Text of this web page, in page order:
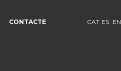
CONTACTE CAT ES EN